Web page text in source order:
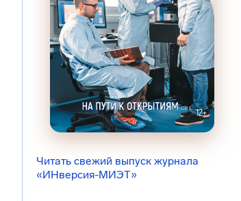
Читать свежий выпуск журнала
«ИНверсия-МИЭТ»